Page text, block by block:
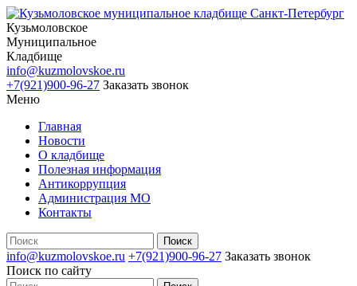
Кузьмоловское
Муниципальное
Кладбище
info@kuzmolovskoe.ru
+7(921)900-96-27 Заказать звонок
Меню
Главная
Новости
О кладбище
Полезная информация
Антикоррупция
Администрация МО
Контакты
info@kuzmolovskoe.ru +7(921)900-96-27 Заказать звонок
Поиск по сайту